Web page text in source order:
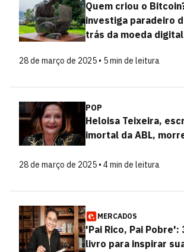
Quem criou o
investiga paradeiro
trás da moeda digital
28 de março de 2025 • 5 min de leitura
POP
Heloisa Teixeira,
imortal da ABL,
28 de março de 2025 • 4 min de leitura
MERCADOS
'Pai Rico, Pai Pobre':
livro para inspirar